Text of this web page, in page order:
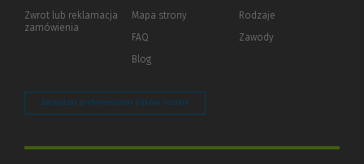
innej
Zwrot lub reklamacja
zamówienia
Mapa strony
FAQ
Blog
Rodzaje
Zawody
Zarządzaj preferencjami plików cookie